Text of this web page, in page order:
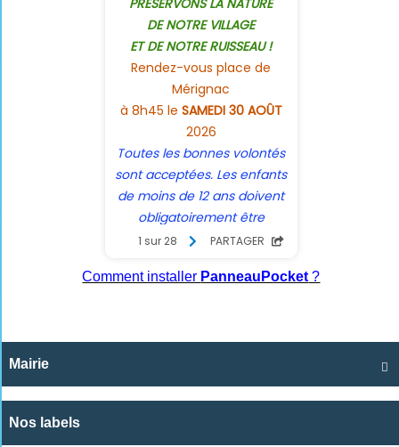
Comment installer PanneauPocket ?

Mairie
Nos labels